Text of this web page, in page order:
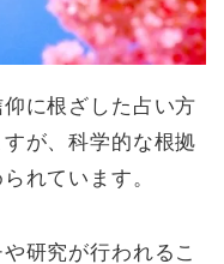
に根ざした占い方
が、科学的な根拠
れています。
研究が行われるこ